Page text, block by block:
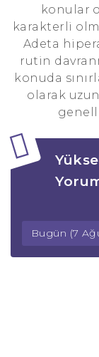
konular
karakterli
Adeta
rutin
konuda
olarak
Bugün (7